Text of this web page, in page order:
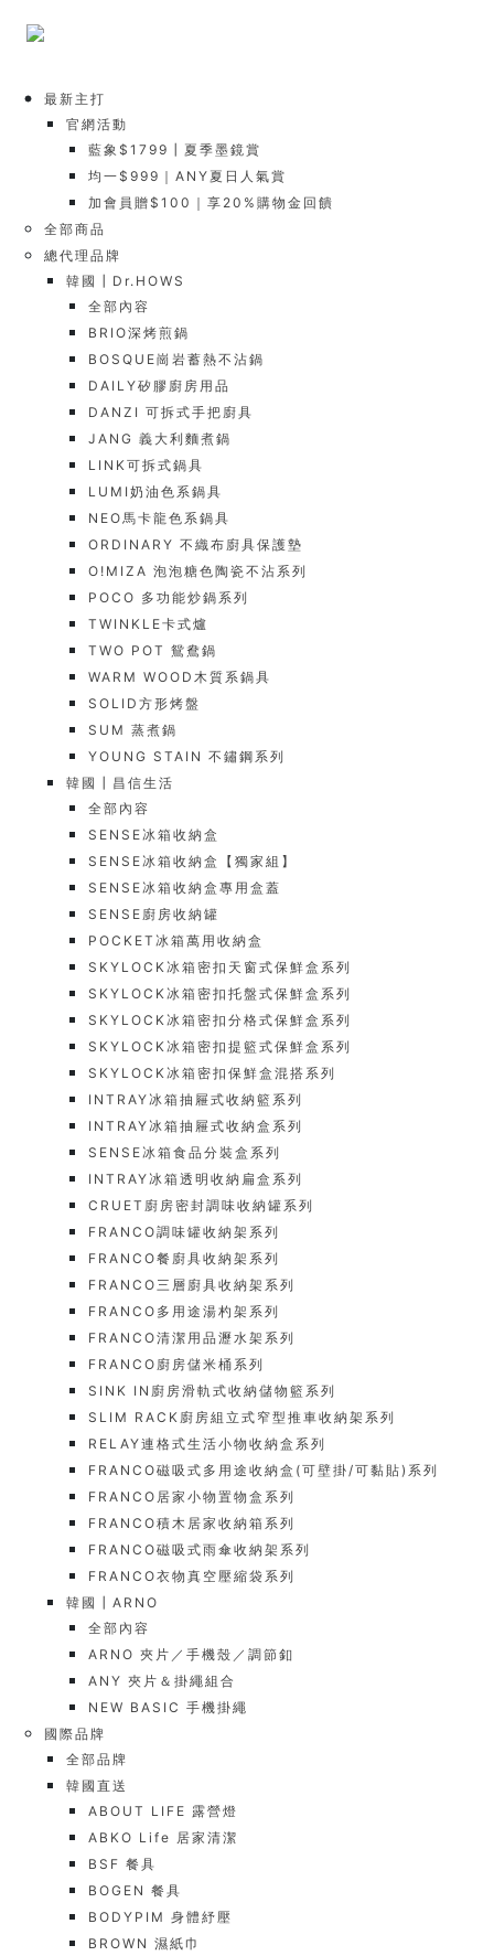
最新主打
官網活動
藍象$1799┃夏季墨鏡賞
均一$999｜ANY夏日人氣賞
加會員贈$100｜享20%購物金回饋
全部商品
總代理品牌
韓國┃Dr.HOWS
全部內容
BRIO深烤煎鍋
BOSQUE崗岩蓄熱不沾鍋
DAILY矽膠廚房用品
DANZI 可拆式手把廚具
JANG 義大利麵煮鍋
LINK可拆式鍋具
LUMI奶油色系鍋具
NEO馬卡龍色系鍋具
ORDINARY 不織布廚具保護墊
O!MIZA 泡泡糖色陶瓷不沾系列
POCO 多功能炒鍋系列
TWINKLE卡式爐
TWO POT 鴛鴦鍋
WARM WOOD木質系鍋具
SOLID方形烤盤
SUM 蒸煮鍋
YOUNG STAIN 不鏽鋼系列
韓國┃昌信生活
全部內容
SENSE冰箱收納盒
SENSE冰箱收納盒【獨家組】
SENSE冰箱收納盒專用盒蓋
SENSE廚房收納罐
POCKET冰箱萬用收納盒
SKYLOCK冰箱密扣天窗式保鮮盒系列
SKYLOCK冰箱密扣托盤式保鮮盒系列
SKYLOCK冰箱密扣分格式保鮮盒系列
SKYLOCK冰箱密扣提籃式保鮮盒系列
SKYLOCK冰箱密扣保鮮盒混搭系列
INTRAY冰箱抽屜式收納籃系列
INTRAY冰箱抽屜式收納盒系列
SENSE冰箱食品分裝盒系列
INTRAY冰箱透明收納扁盒系列
CRUET廚房密封調味收納罐系列
FRANCO調味罐收納架系列
FRANCO餐廚具收納架系列
FRANCO三層廚具收納架系列
FRANCO多用途湯杓架系列
FRANCO清潔用品瀝水架系列
FRANCO廚房儲米桶系列
SINK IN廚房滑軌式收納儲物籃系列
SLIM RACK廚房組立式窄型推車收納架系列
RELAY連格式生活小物收納盒系列
FRANCO磁吸式多用途收納盒(可壁掛/可黏貼)系列
FRANCO居家小物置物盒系列
FRANCO積木居家收納箱系列
FRANCO磁吸式雨傘收納架系列
FRANCO衣物真空壓縮袋系列
韓國┃ARNO
全部內容
ARNO 夾片／手機殼／調節釦
ANY 夾片＆掛繩組合
NEW BASIC 手機掛繩
國際品牌
全部品牌
韓國直送
ABOUT LIFE 露營燈
ABKO Life 居家清潔
BSF 餐具
BOGEN 餐具
BODYPIM 身體紓壓
BROWN 濕紙巾